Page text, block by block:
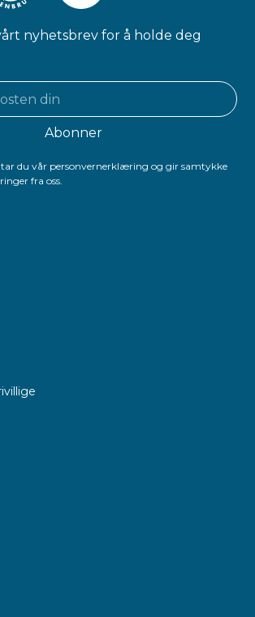
nyhetsbrev for å holde deg
du vår personvernerklæring og gir samtykke
fra oss.